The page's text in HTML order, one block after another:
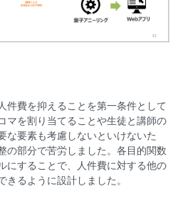
件費を抑えることを第一条件として
マを割り当てることや生徒と講師の
な要素も考慮しないといけないた
の部分で苦労しました。各目的関数
にすることで、人件費に対する他の
るように設計しました。